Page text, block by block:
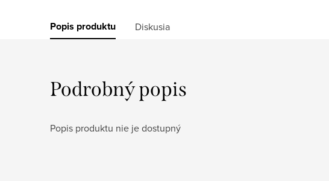
Popis produktu Diskusia
Podrobný popis
Popis produktu nie je dostupný